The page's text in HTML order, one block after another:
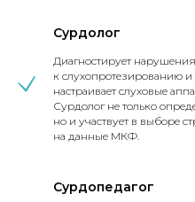
Сурдолог
Диагностирует
к слухопротезированию
настраивает слуховые
Сурдолог не только
но и участвует в выборе
на данные МКФ.
Сурдопедагог